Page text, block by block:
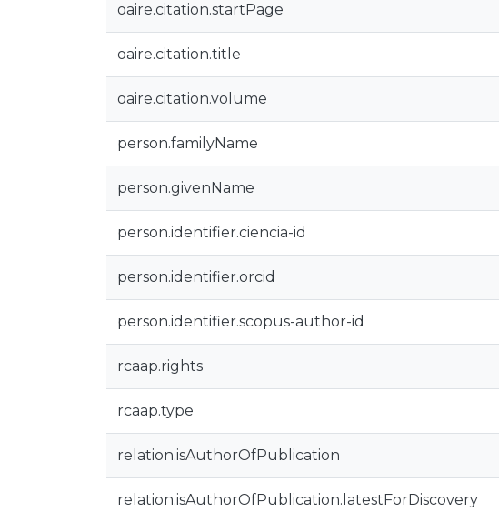
oaire.citation.startPage
oaire.citation.title
oaire.citation.volume
person.familyName
person.givenName
person.identifier.ciencia-id
person.identifier.orcid
person.identifier.scopus-author-id
rcaap.rights
rcaap.type
relation.isAuthorOfPublication
relation.isAuthorOfPublication.latestForDiscovery